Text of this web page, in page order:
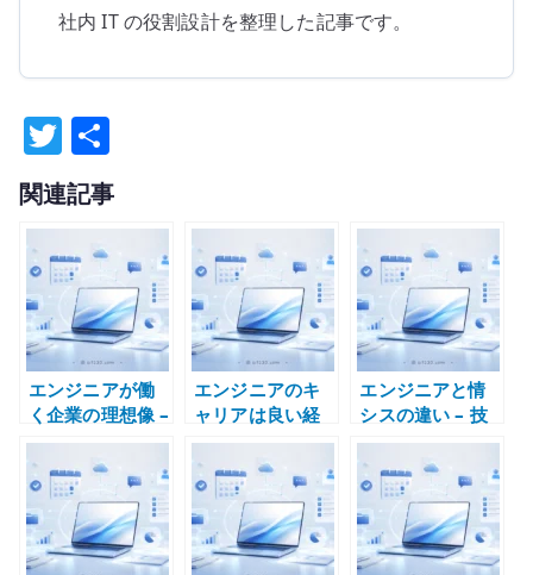
社内 IT の役割設計を整理した記事です。
T
w
it
te
r
有
関連記事
エンジニアが働
く企業の理想像 –
技術レイヤーと
経験の質で考え
る
エンジニアのキ
ャリアは良い経
験を積めるかで
決まる – 技術責
任を持てる環境
を選ぶ
エンジニアと情
シスの違い – 技
術設計と社内 IT
運用を混同しな
い